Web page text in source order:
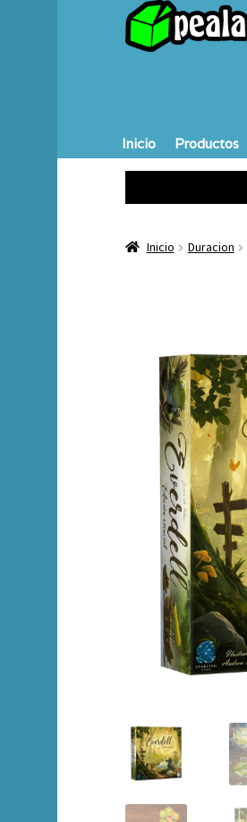
Inicio Productos
Inicio Duracion